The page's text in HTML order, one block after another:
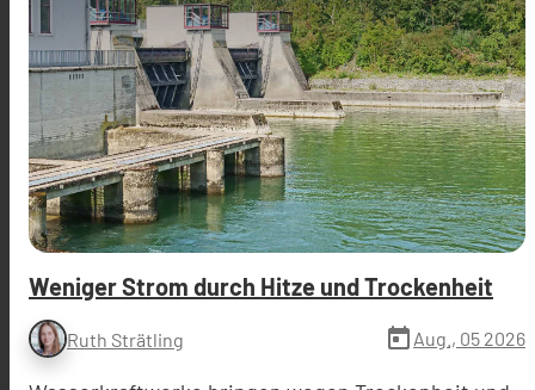
Weniger Strom durch Hitze und Trockenheit
Ruth Strätling today Aug., 05 2026